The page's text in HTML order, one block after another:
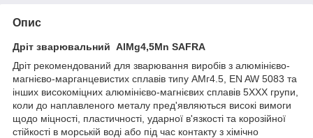
Опис
Дріт зварювальний AlMg4,5Mn SAFRA
Дріт рекомендований для зварювання виробів з алюмінієво-
магнієво-марганцевистих сплавів типу АМг4.5, EN AW 5083 та
інших високоміцних алюмінієво-магнієвих сплавів 5ХХХ групи,
коли до наплавленого металу пред'являються високі вимоги
щодо міцності, пластичності, ударної в'язкості та корозійної
стійкості в морській воді або під час контакту з хімічно